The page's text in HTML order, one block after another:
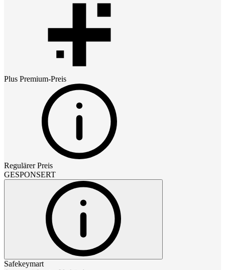
Plus Premium-Preis
Regulärer Preis
GESPONSERT
Safekeymart